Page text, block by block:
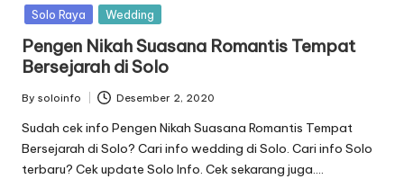
inSolo Raya
Wedding
Pengen Nikah Suasana Romantis Tempat
Bersejarah di Solo
Posted
by
By soloinfo Desember 2, 2020
Sudah cek info Pengen Nikah Suasana Romantis Tempat
Bersejarah di Solo? Cari info wedding di Solo. Cari info Solo
terbaru? Cek update Solo Info. Cek sekarang juga….